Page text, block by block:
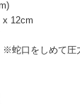
x 12cm
蛇口をしめて圧